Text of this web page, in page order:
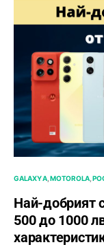
GALAXY A MOTOROLA
Най-добрият
500 до 1000